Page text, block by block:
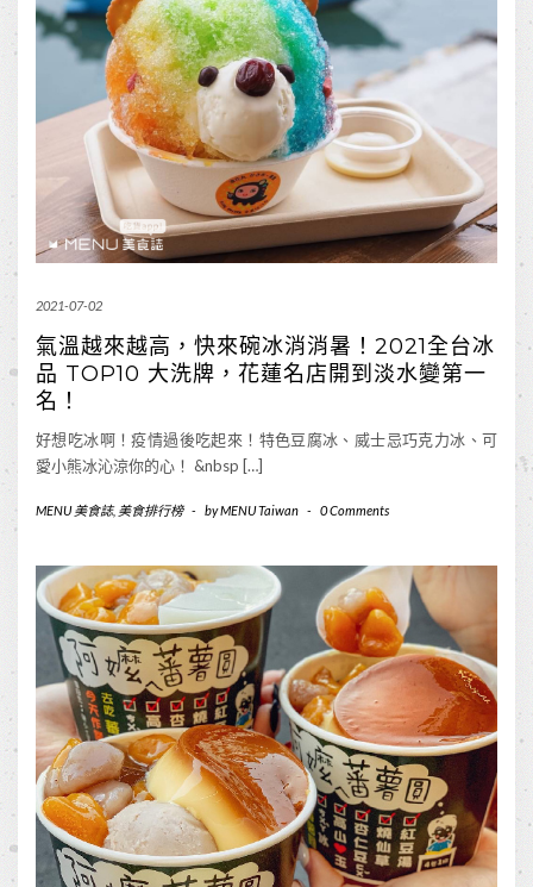
2021-07-02
氣溫越來越高，快來碗冰消消暑！2021全台冰
品 TOP10 大洗牌，花蓮名店開到淡水變第一
名！
好想吃冰啊！疫情過後吃起來！特色豆腐冰、威士忌巧克力冰、可
愛小熊冰沁涼你的心！ &nbsp […]
MENU 美食誌, 美食排行榜 - byMENU Taiwan - 0 Comments